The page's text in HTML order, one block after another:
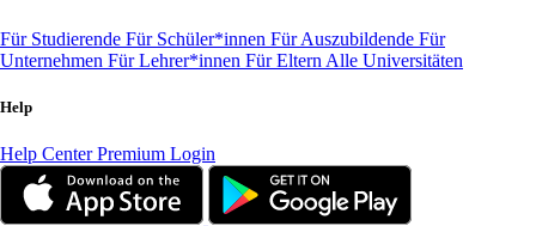
Für Studierende Für Schüler*innen Für Auszubildende Für
Unternehmen Für Lehrer*innen Für Eltern Alle Universitäten
Help
Help CenterPremium Login